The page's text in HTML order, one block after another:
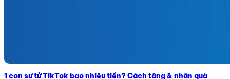
1 con sư tử TikTok bao nhiêu tiền? Cách tặng & nhận quà